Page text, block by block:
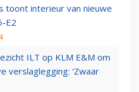
toont interieur van nieuwe
E2
ILT op KLM E&M om
verslaglegging: ‘Zwaar